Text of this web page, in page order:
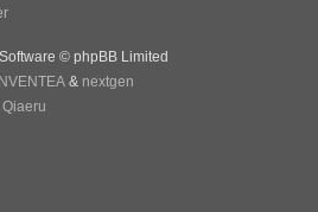
© phpBB Limited
INVENTEA & nextgen
Qiaeru